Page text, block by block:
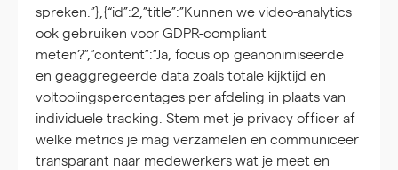
spreken.”},{“id”:2,”title”:”Kunnen we video-analytics
ook gebruiken voor GDPR-compliant
meten?”,”content”:”Ja, focus op geanonimiseerde
en geaggregeerde data zoals totale kijktijd en
voltooiingspercentages per afdeling in plaats van
individuele tracking. Stem met je privacy officer af
welke metrics je mag verzamelen en communiceer
transparant naar medewerkers wat je meet en